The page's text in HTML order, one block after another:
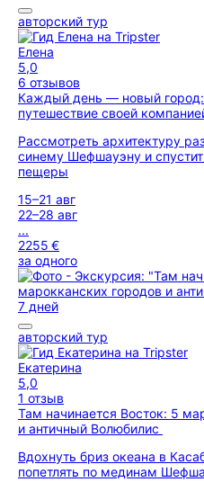
авторский тур
Елена
5,0
6 отзывов
Каждый день — новый
путешествие своей
Рассмотреть архитектуру
синему Шефшауэну и
пещеры
15–21 авг
22–28 авг
...
2255 €
за одного
7 дней
авторский тур
Екатерина
5,0
1 отзыв
Там начинается Восток: 5
и античный Волюбилис
Вдохнуть бриз океана в
попетлять по мединам